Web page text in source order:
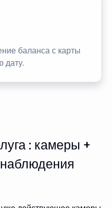
баланса с карты
дату.
: камеры +